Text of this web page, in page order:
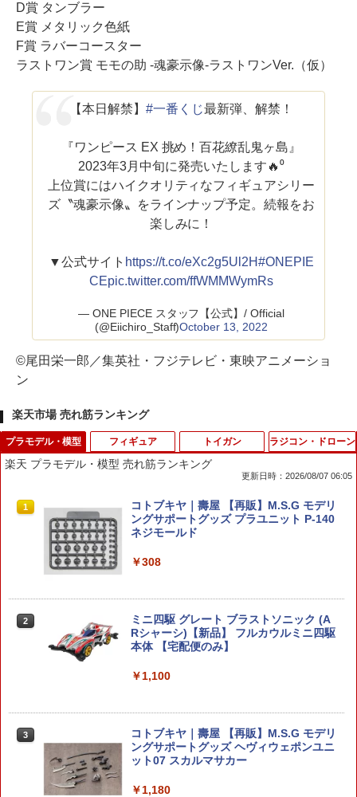
D賞 タンブラー
E賞 メタリック色紙
F賞 ラバーコースター
ラストワン賞 モモの助 -魂豪示像-ラストワンVer.（仮）
【本日解禁】#一番くじ最新弾、解禁！
『ワンピース EX 挑め！百花繚乱鬼ヶ島』
2023年3月中旬に発売いたします🔥⁰
上位賞にはハイクオリティなフィギュアシリー
ズ〝魂豪示像〟をラインナップ予定。続報をお
楽しみに！
▼公式サイト https://t.co/eXc2g5Ul2H#ONEPIE
CEpic.twitter.com/ffWMMWymRs
— ONE PIECE スタッフ【公式】/ Official
(@Eiichiro_Staff)October 13, 2022
©尾田栄一郎／集英社・フジテレビ・東映アニメーショ
ン
楽天市場 売れ筋ランキング
プラモデル・模型
楽天 プラモデル・模型 売れ筋ランキング
更新日時：2026/08/07 06:05
1
コトブキヤ｜壽屋 【再販】M.S.G モデリ
ングサポートグッズ プラユニット P-140
ネジモールド
￥308
2
ミニ四駆 グレート ブラストソニック (A
Rシャーシ)【新品】 フルカウルミニ四駆
本体 【宅配便のみ】
￥1,100
3
コトブキヤ｜壽屋 【再販】M.S.G モデリ
ングサポートグッズ ヘヴィウェポンユニ
ット07 スカルマサカー
￥1,180
フィギュア トイガン ラジコン・ドローン